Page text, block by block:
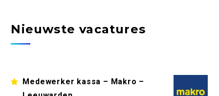
Nieuwste vacatures
Medewerker kassa – Makro –